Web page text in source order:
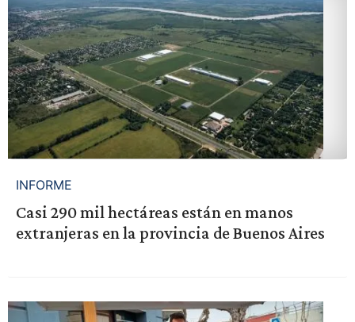
INFORME
Casi 290 mil hectáreas están en manos
extranjeras en la provincia de Buenos Aires